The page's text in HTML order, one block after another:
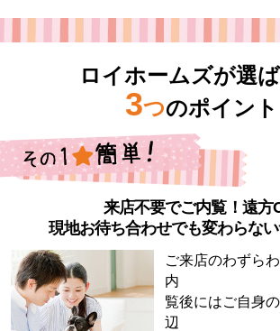
ロイホームズが選
3つのポイント
来店不要でご内覧！遠方
現地お待ち合わせでも変わらない
ご来店のわずら
内
覧後にはご自身
辺